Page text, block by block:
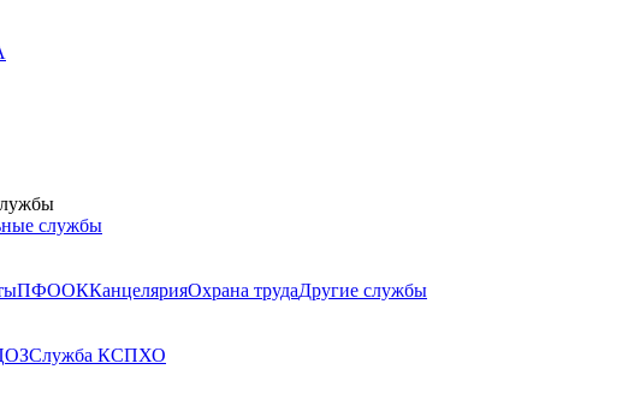
службы
ПФООККанцелярияОхрана трудаДругие службы
ОЗСлужба КСПХО